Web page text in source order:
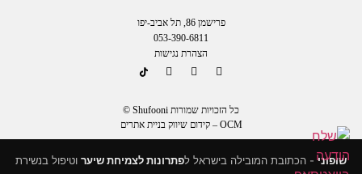
פרישמן 86, תל אביב-יפו
053-390-6811
הצהרת נגישות
כל הזכויות שמורות Shufooni ©
OCM – קידום שיווק בניית אתרים
שופוני- הכתובת המובילה בישראל לפתרונות לצמיחת שיער וטיפול בנשירת